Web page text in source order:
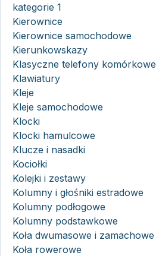
kategorie 1
Kierownice
Kierownice samochodowe
Kierunkowskazy
Klasyczne telefony komórkowe
Klawiatury
Kleje
Kleje samochodowe
Klocki
Klocki hamulcowe
Klucze i nasadki
Kociołki
Kolejki i zestawy
Kolumny i głośniki estradowe
Kolumny podłogowe
Kolumny podstawkowe
Koła dwumasowe i zamachowe
Koła rowerowe